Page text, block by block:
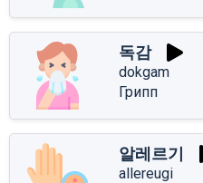
독감
dokgam
Грипп
알레르기
allereugi